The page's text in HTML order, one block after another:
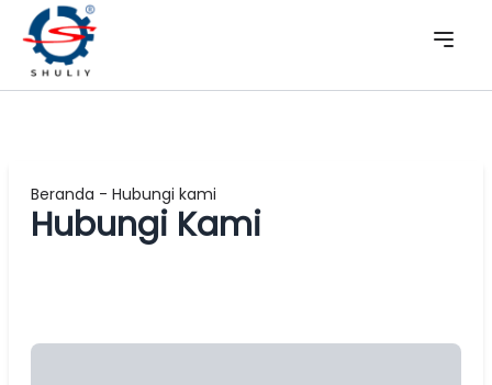
Beranda - Hubungi kami
Hubungi Kami